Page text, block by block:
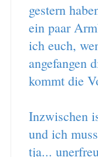
gestern
ein paar
ich euch,
angefangen
kommt die
Inzwischen
und ich
tja...